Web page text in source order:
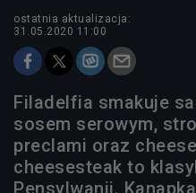
ostatnia aktualizacja:
31.05.2020 11:00
Filadelfia smakuje
sosem serowym,
preclami oraz
cheesesteak to
Pensylwanii.